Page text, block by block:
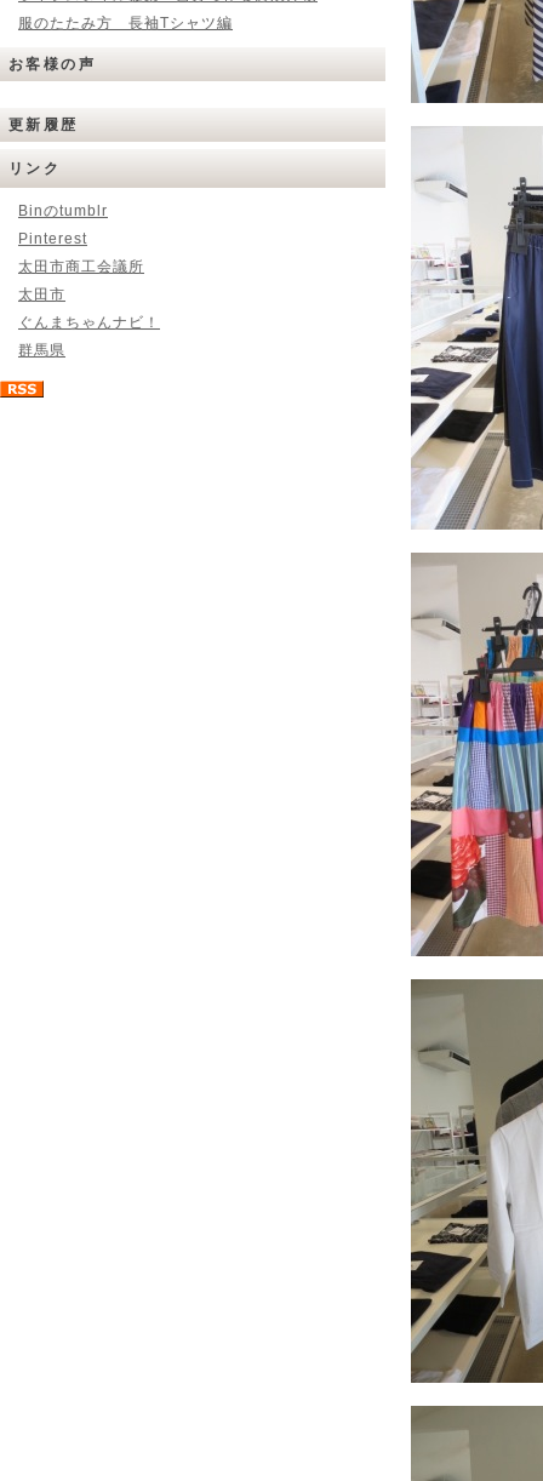
服のたたみ方 長袖Tシャツ編
お客様の声
更新履歴
リンク
Binのtumblr
Pinterest
太田市商工会議所
太田市
ぐんまちゃんナビ！
群馬県